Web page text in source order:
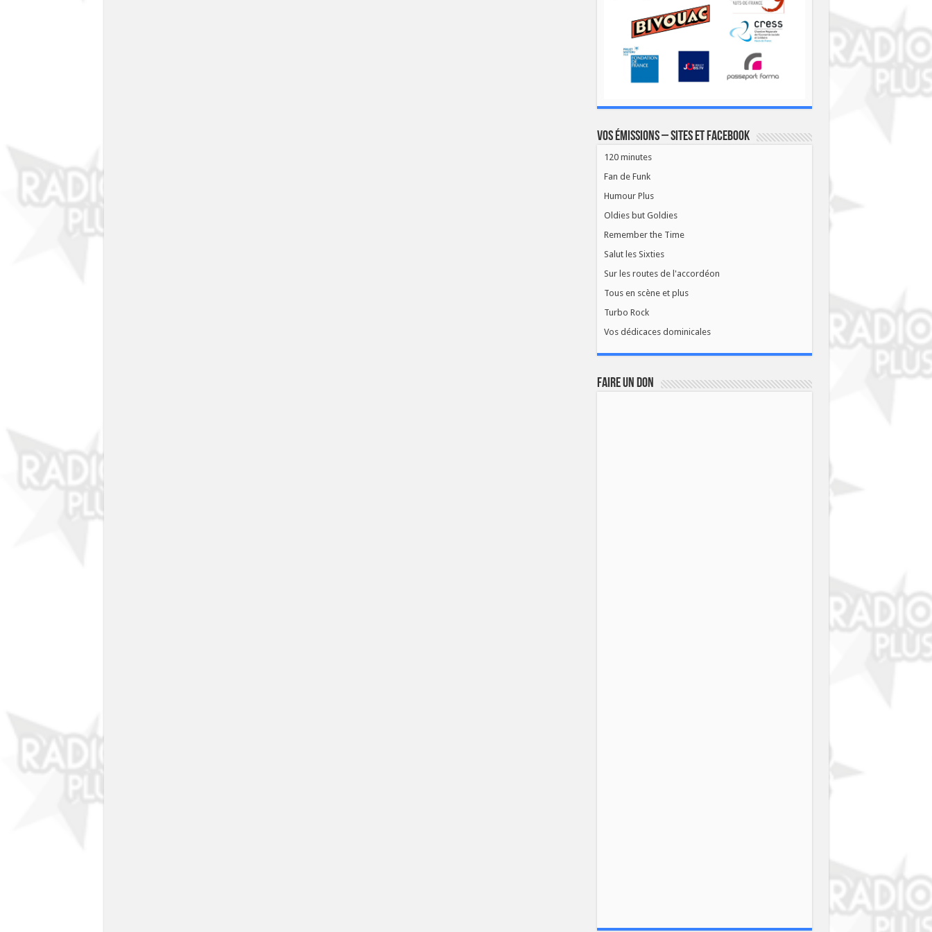
Vos émissions – Sites et Facebook
120 minutes
Fan de Funk
Humour Plus
Oldies but Goldies
Remember the Time
Salut les Sixties
Sur les routes de l'accordéon
Tous en scène et plus
Turbo Rock
Vos dédicaces dominicales
FAIRE UN DON